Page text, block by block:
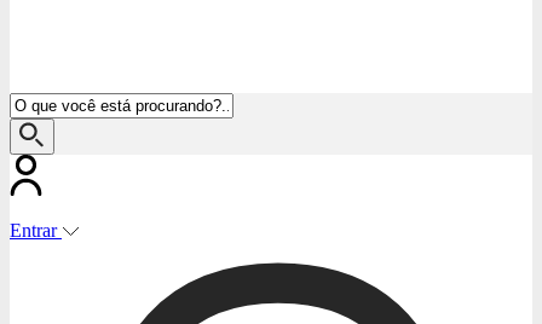
Entrar